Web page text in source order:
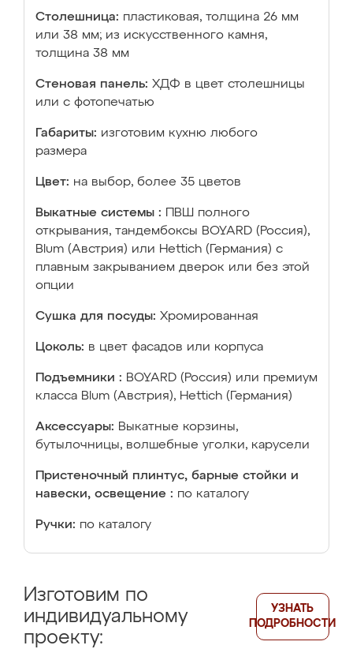
Столешница: пластиковая, толщина 26 мм
или 38 мм; из искусственного камня,
толщина 38 мм
Стеновая панель: ХДФ в цвет столешницы
или с фотопечатью
Габариты: изготовим кухню любого
размера
Цвет: на выбор, более 35 цветов
Выкатные системы :
ПВШ полного
открывания, тандембоксы BOYARD (Россия),
Blum (Австрия) или Hettich (Германия) с
плавным закрыванием дверок или без этой
опции
Сушка для посуды: Хромированная
Цоколь: в цвет фасадов или корпуса
Подъемники : BOYARD (Россия) или премиум
класса Blum (Австрия), Hettich (Германия)
Аксессуары: Выкатные корзины,
бутылочницы, волшебные уголки, карусели
Пристеночный плинтус, барные стойки и
навески, освещение : по каталогу
Ручки: по каталогу
Изготовим по
индивидуальному
проекту:
УЗНАТЬ
ПОДРОБНОСТИ